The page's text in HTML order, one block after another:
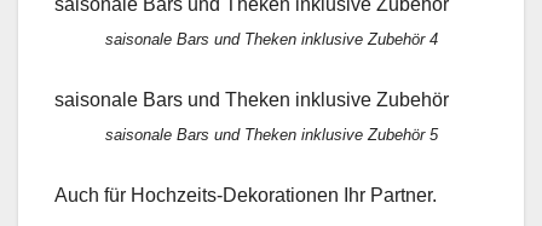
saisonale Bars und Theken inklusive Zubehör 4
saisonale Bars und Theken inklusive Zubehör
saisonale Bars und Theken inklusive Zubehör 5
Auch für Hochzeits-Dekorationen Ihr Partner.